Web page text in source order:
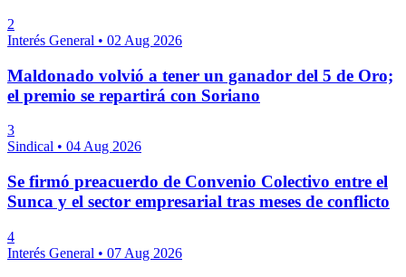
2
Interés General • 02 Aug 2026
Maldonado volvió a tener un ganador del 5 de Oro;
el premio se repartirá con Soriano
3
Sindical • 04 Aug 2026
Se firmó preacuerdo de Convenio Colectivo entre el
Sunca y el sector empresarial tras meses de conflicto
4
Interés General • 07 Aug 2026